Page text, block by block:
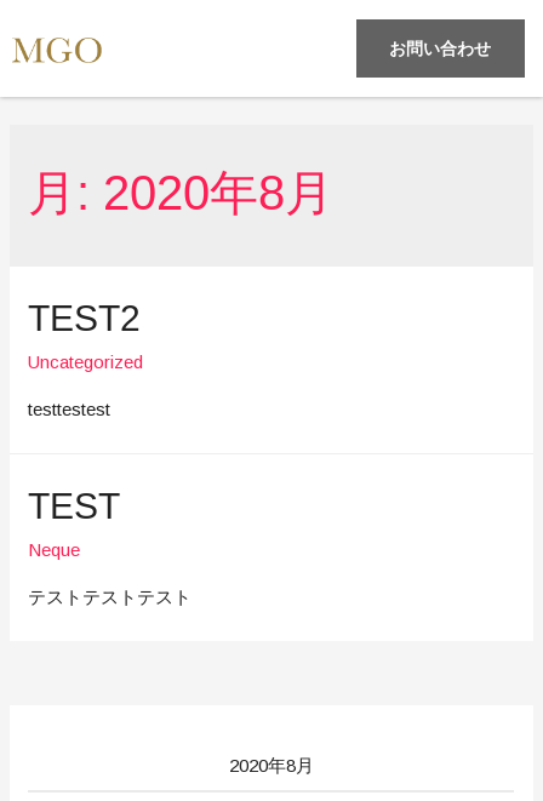
お問い合わせ
月: 2020年8月
TEST2
Uncategorized
testtestest
TEST
Neque
テストテストテスト
2020年8月